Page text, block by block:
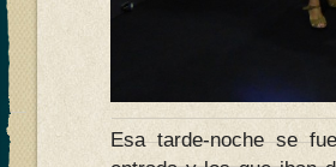
Esa tarde-noche se